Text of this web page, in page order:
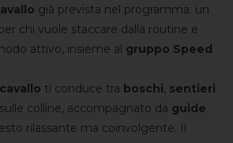
già prevista nel programma: un
chi vuole staccare dalla routine e
attivo, insieme al gruppo Speed
ti conduce tra boschi, sentieri
colline, accompagnato da guide
rilassante ma coinvolgente. Il